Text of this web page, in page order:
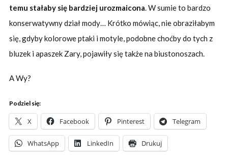
temu stałaby się bardziej urozmaicona. W sumie to bardzo
konserwatywny dział mody… Krótko mówiąc, nie obraziłabym
się, gdyby kolorowe ptaki i motyle, podobne choćby do tych z
bluzek i apaszek Zary, pojawiły się także na biustonoszach.
A Wy?
Podziel się:
X Facebook Pinterest Telegram
WhatsApp LinkedIn Drukuj